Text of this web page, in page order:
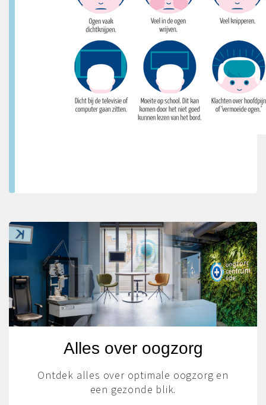
Alles over oogzorg
Ontdek alles over optimale oogzorg en
een gezonde blik.